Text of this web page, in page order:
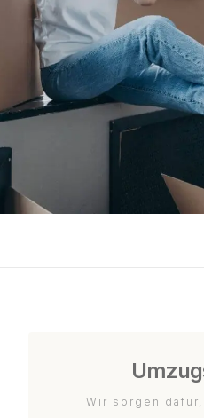
Wir sorgen